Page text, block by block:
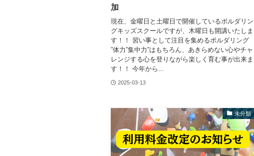
加
現在、金曜日と土曜日で開催しているボルダリン
グキッズスクールですが、木曜日も開講いたしま
す！！ 習い事として注目を集めるボルダリング
”体力”集中力”はもちろん、あきらめない心やチャ
レンジする心を登りながら楽しく育む事が出来ま
す！！ 今年から...
2025-03-13
未分類